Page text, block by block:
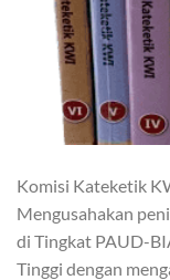
Komisi Kateketik
Mengusahakan
di Tingkat PAUD-
Tinggi dengan